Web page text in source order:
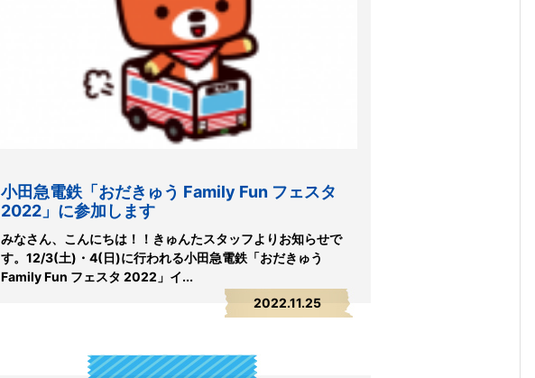
小田急電鉄「おだきゅう Family Fun フェスタ
2022」に参加します
みなさん、こんにちは！！きゅんたスタッフよりお知らせで
す。12/3(土)・4(日)に行われる小田急電鉄「おだきゅう
Family Fun フェスタ 2022」イ...
2022.11.25